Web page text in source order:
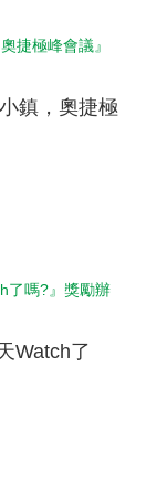
鎮，奧捷極
Watch了